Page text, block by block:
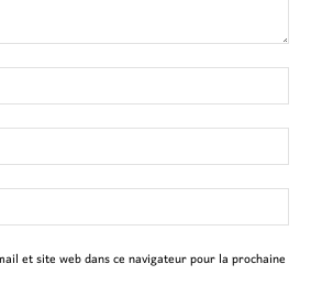
:*
:*
:
et site web dans ce navigateur pour la prochaine